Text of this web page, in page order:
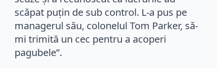
scăpat puțin de sub control. L-a pus pe
managerul său, colonelul Tom Parker, să-
mi trimită un cec pentru a acoperi
pagubele”.